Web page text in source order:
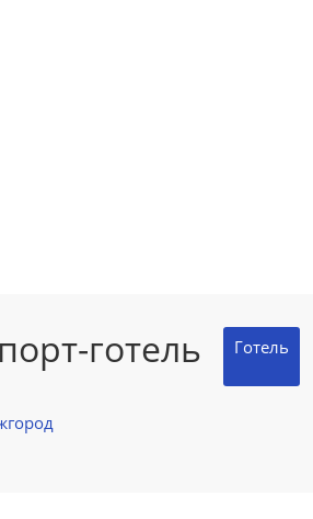
готель Готель